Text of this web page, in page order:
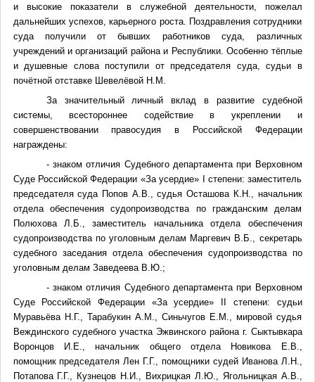
и высокие показатели в служебной деятельности, пожелал
дальнейших успехов, карьерного роста. Поздравления сотрудники
суда получили от бывших работников суда, различных
учреждений и организаций района и Республики. Особенно тёплые
и душевные слова поступили от председателя суда, судьи в
почётной отставке Шевелёвой Н.М.
За значительный личный вклад в развитие судебной
системы, всестороннее содействие в укреплении и
совершенствовании правосудия в Российской Федерации
награждены:
- знаком отличия Судебного департамента при Верховном
Суде Российской Федерации «За усердие» I степени: заместитель
председателя суда Попов А.В., судья Осташова К.Н., начальник
отдела обеспечения судопроизводства по гражданским делам
Полюхова Л.Б., заместитель начальника отдела обеспечения
судопроизводства по уголовным делам Маргевич В.Б., секретарь
судебного заседания отдела обеспечения судопроизводства по
уголовным делам Заведеева В.Ю.;
- знаком отличия Судебного департамента при Верховном
Суде Российской Федерации «За усердие» II степени: судьи
Муравьёва Н.Г., Тарабукин А.М., Синьчугов Е.М., мировой судья
Веждинского судебного участка Эжвинского района г. Сыктывкара
Воронцов И.Е., начальник общего отдела Новикова Е.В.,
помощник председателя Лен Г.Г., помощники судей Иванова Л.Н.,
Потапова Г.Г., Кузнецов Н.И., Вихрицкая Л.Ю., Ягольницкая А.В.,